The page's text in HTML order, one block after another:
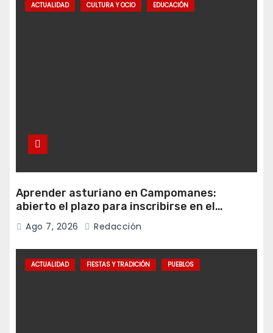
ACTUALIDAD CULTURA Y OCIO EDUCACIÓN
Aprender asturiano en Campomanes:
abierto el plazo para inscribirse en el
programa Falamos
Ago 7, 2026 Redacción
ACTUALIDAD FIESTAS Y TRADICIÓN PUEBLOS